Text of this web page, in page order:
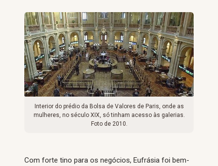
Interior do prédio da Bolsa de Valores de Paris, onde as
mulheres, no século XIX, só tinham acesso às galerias.
Foto de 2010.
Com forte tino para os negócios, Eufrásia foi bem-